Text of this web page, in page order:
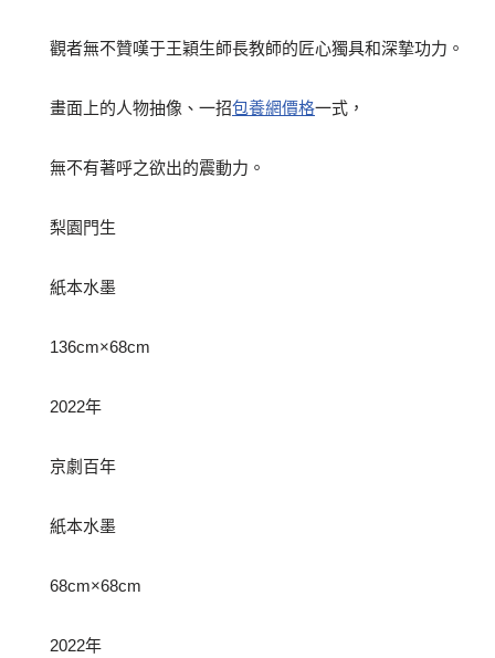
觀者無不贊嘆于王穎生師長教師的匠心獨具和深摯功力。
畫面上的人物抽像、一招包養網價格一式，
無不有著呼之欲出的震動力。
梨園門生
紙本水墨
136cm×68cm
2022年
京劇百年
紙本水墨
68cm×68cm
2022年